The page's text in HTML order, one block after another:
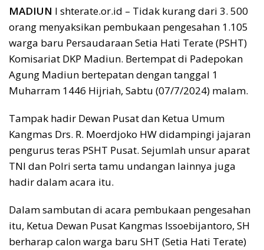
MADIUN I shterate.or.id – Tidak kurang dari 3. 500
orang menyaksikan pembukaan pengesahan 1.105
warga baru Persaudaraan Setia Hati Terate (PSHT)
Komisariat DKP Madiun. Bertempat di Padepokan
Agung Madiun bertepatan dengan tanggal 1
Muharram 1446 Hijriah, Sabtu (07/7/2024) malam.
Tampak hadir Dewan Pusat dan Ketua Umum
Kangmas Drs. R. Moerdjoko HW didampingi jajaran
pengurus teras PSHT Pusat. Sejumlah unsur aparat
TNI dan Polri serta tamu undangan lainnya juga
hadir dalam acara itu.
Dalam sambutan di acara pembukaan pengesahan
itu, Ketua Dewan Pusat Kangmas Issoebijantoro, SH
berharap calon warga baru SHT (Setia Hati Terate)